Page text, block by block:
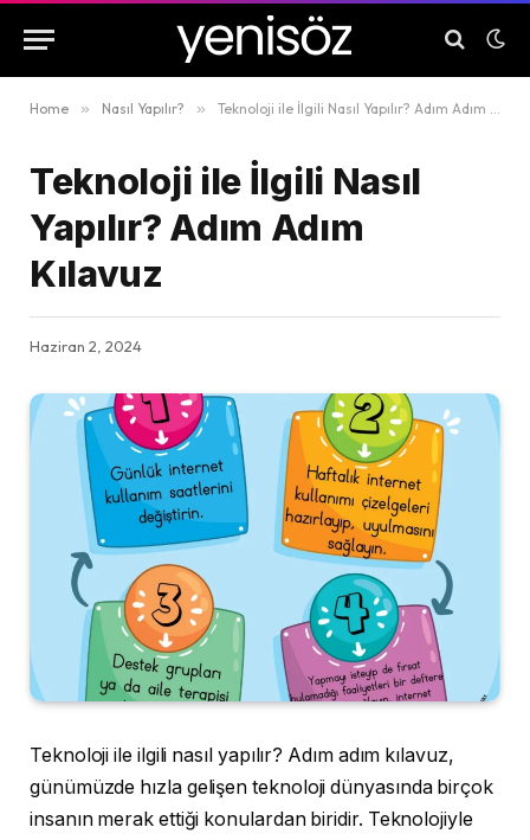
Home » Nasıl Yapılır? » Teknoloji ile İlgili Nasıl Yapılır? Adım Adım Kılavuz
Teknoloji ile İlgili Nasıl
Yapılır? Adım Adım
Kılavuz
Haziran 2, 2024
Teknoloji ile ilgili nasıl yapılır? Adım adım kılavuz,
günümüzde hızla gelişen teknoloji dünyasında birçok
insanın merak ettiği konulardan biridir. Teknolojiyle